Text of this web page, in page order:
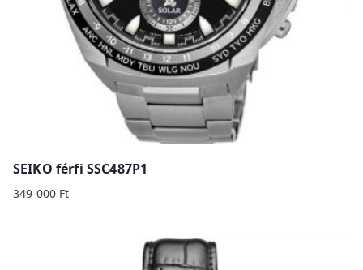
SEIKO férfi SSC487P1
349 000 Ft